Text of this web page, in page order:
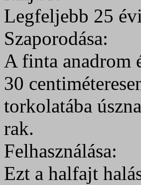
Legfeljebb 25
Szaporodása:
A finta anadrom
30
torkolatába
rak.
Felhasználása:
Ezt a halfajt